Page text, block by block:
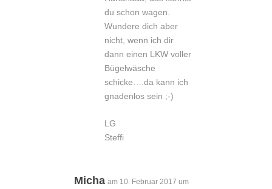
du schon wagen.
Wundere dich aber
nicht, wenn ich dir
dann einen LKW voller
Bügelwäsche
schicke….da kann ich
gnadenlos sein ;-)
LG
Steffi
Micha am 10. Februar 2017 um